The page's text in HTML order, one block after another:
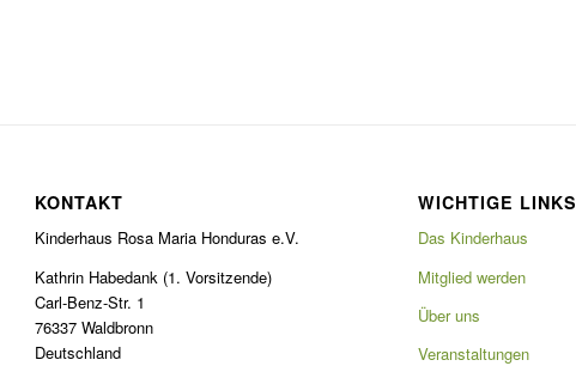
KONTAKT
Kinderhaus Rosa Maria Honduras e.V.
Kathrin Habedank (1. Vorsitzende)
Carl-Benz-Str. 1
76337 Waldbronn
Deutschland
WICHTIGE LINKS
Das Kinderhaus
Mitglied werden
Über uns
Veranstaltungen